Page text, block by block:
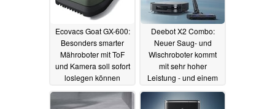
Ecovacs Goat GX-600:
Besonders smarter
Mähroboter mit ToF
und Kamera soll sofort
loslegen können
13.01.2024
Deebot X2 Combo:
Neuer Saug- und
Wischroboter kommt
mit sehr hoher
Leistung - und einem
zusätzlichen
Akkusauger02.01.2024